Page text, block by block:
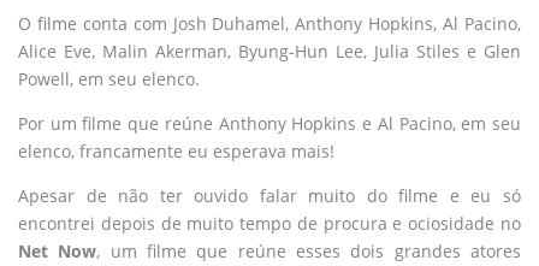
O filme conta com Josh Duhamel, Anthony Hopkins, Al Pacino,
Alice Eve, Malin Akerman, Byung-Hun Lee, Julia Stiles e Glen
Powell, em seu elenco.
Por um filme que reúne Anthony Hopkins e Al Pacino, em seu
elenco, francamente eu esperava mais!
Apesar de não ter ouvido falar muito do filme e eu só
encontrei depois de muito tempo de procura e ociosidade no
Net Now, um filme que reúne esses dois grandes atores